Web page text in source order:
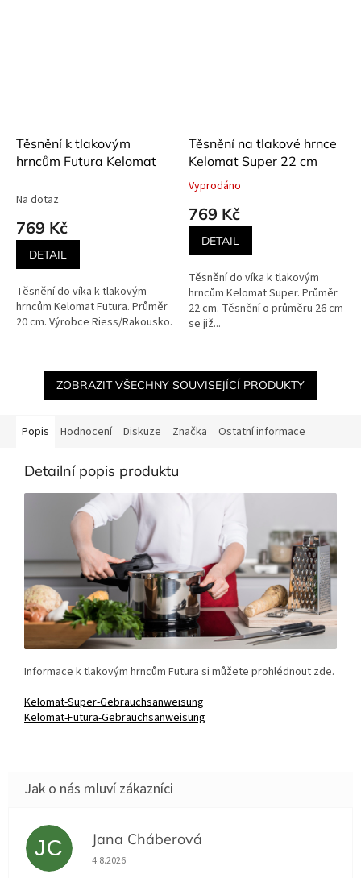
Těsnění k tlakovým
hrncům Futura Kelomat
Na dotaz
769 Kč
DETAIL
Těsnění do víka k tlakovým
hrncům Kelomat Futura. Průměr
20 cm. Výrobce Riess/Rakousko.
Těsnění na tlakové hrnce
Kelomat Super 22 cm
Průměrné
hodnocení
produktu
5
hvězdiček.
Vyprodáno
769 Kč
DETAIL
Těsnění do víka k tlakovým
hrncům Kelomat Super. Průměr
22 cm. Těsnění o průměru 26 cm
se již...
ZOBRAZIT VŠECHNY SOUVISEJÍCÍ PRODUKTY
Popis Hodnocení Diskuze Značka Ostatní informace
Detailní popis produktu
Informace k tlakovým hrncům Futura si můžete prohlédnout zde.
Kelomat-Super-Gebrauchsanweisung
Kelomat-Futura-Gebrauchsanweisung
JC Jana Cháberová
Hodnocení obchodu je 5 z 5 hvězdiček.
4.8.2026